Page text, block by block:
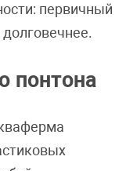
первичный
понтона